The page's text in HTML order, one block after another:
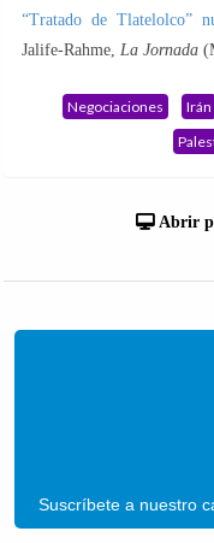
“Tratado de Tlatelolco”
Jalife-Rahme, La Jornada
Negociaciones Irán
Abrir
Suscríbete a nuestro